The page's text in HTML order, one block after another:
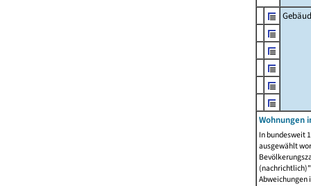
Wohnungen
In bundesweit
ausgewählt
Abweichungen